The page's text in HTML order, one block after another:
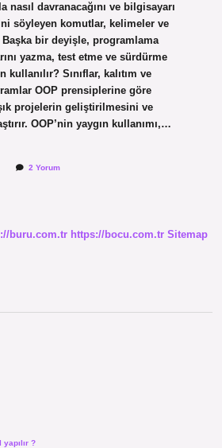
nasıl davranacağını ve bilgisayarı
söyleyen komutlar, kelimeler ve
bir deyişle, programlama
yazma, test etme ve sürdürme
Sınıflar, kalıtım ve
OOP prensiplerine göre
projelerin geliştirilmesini ve
OOP’nin yaygın kullanımı,…
2 Yorum
buru.com.tr https://bocu.com.tr Sitemap
?